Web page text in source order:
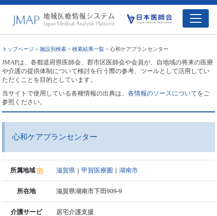
トップページ >施設別検索 >検索結果一覧 > 心和ケアプランセンター
JMAPは、各都道府県医師会、郡市区医師会や会員が、自地域の将来の医療
や介護の提供体制について検討を行う際の参考、ツールとして活用してい
ただくことを目的としています。
当サイトで使用している各種情報の出典は、各情報のソースについてをご
参照ください。
心和ケアプランセンター
所属地域 滋賀県 ｜甲賀医療圏 ｜湖南市
所在地 滋賀県湖南市下田909-9
介護サービ
居宅介護支援